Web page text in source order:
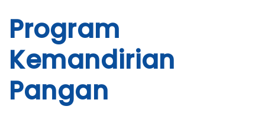
Program
Kemandirian
Pangan